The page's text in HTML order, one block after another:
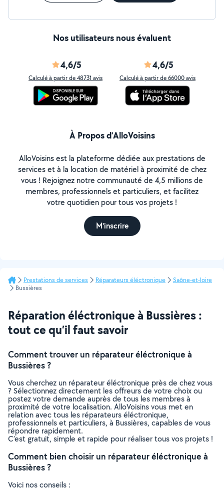
Nos utilisateurs nous évaluent
4,6/5
Calculé à partir de 48731 avis
4,6/5
Calculé à partir de 66000 avis
À Propos d’AlloVoisins
AlloVoisins est la plateforme dédiée aux prestations de
services et à la location de matériel à proximité de chez
vous ! Rejoignez notre communauté de 4,5 millions de
membres, professionnels et particuliers, et facilitez
votre quotidien pour tous vos projets !
M'inscrire
Prestations de services Réparateurs éléctronique
Saône-et-loire
Bussières
Réparation éléctronique à Bussières :
tout ce qu’il faut savoir
Comment trouver un réparateur éléctronique à
Bussières ?
Vous cherchez un réparateur éléctronique près de chez vous
? Sélectionnez directement les offreurs de votre choix ou
postez votre demande auprès de tous les membres à
proximité de votre localisation. AlloVoisins vous met en
relation avec tous les réparateurs éléctronique,
professionnels et particuliers, à Bussières, capables de vous
répondre rapidement.
C’est gratuit, simple et rapide pour réaliser tous vos projets !
Comment bien choisir un réparateur éléctronique à
Bussières ?
Voici nos conseils :